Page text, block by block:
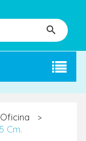
>
Cm.